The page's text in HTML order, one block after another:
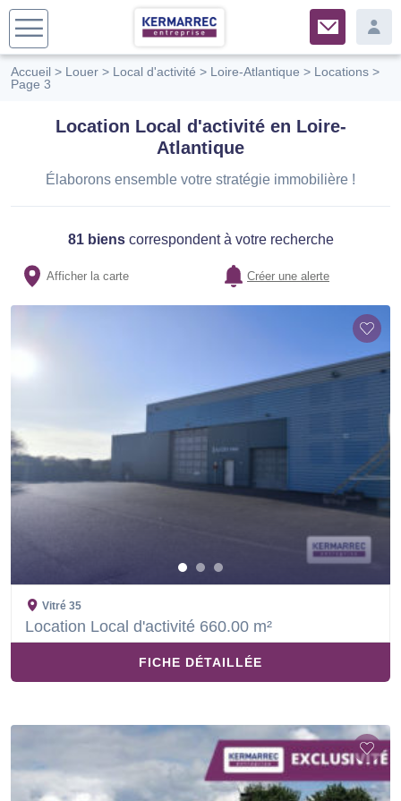
Accueil > Louer > Local d'activité > Loire-Atlantique > Locations >
Page 3
Location Local d'activité en Loire-
Atlantique
Élaborons ensemble votre stratégie immobilière !
81 bienscorrespondent à votre recherche
Afficher la carte Créer une alerte
Vitré 35
Location Local d'activité 660.00 m²
FICHE DÉTAILLÉE